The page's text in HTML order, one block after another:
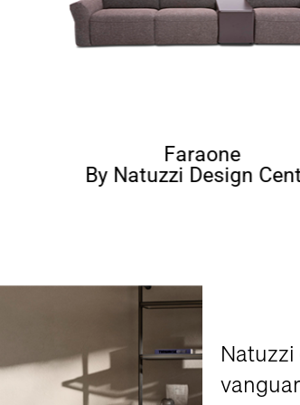
Faraone
By Natuzzi Design
Natuzzi